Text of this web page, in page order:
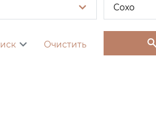
Очистить